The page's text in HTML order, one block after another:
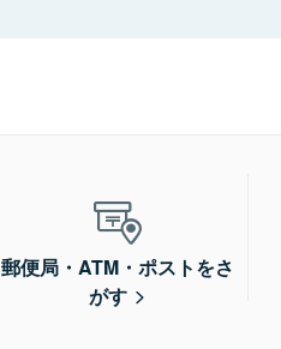
郵便局・ATM・ポストをさ
がす